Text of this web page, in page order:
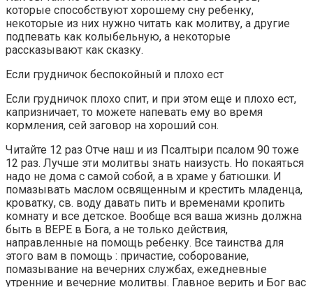
которые способствуют хорошему сну ребенку,
некоторые из них нужно читать как молитву, а другие
подпевать как колыбельную, а некоторые
рассказывают как сказку.
Если грудничок беспокойный и плохо ест
Если грудничок плохо спит, и при этом еще и плохо ест,
капризничает, то можете напевать ему во время
кормления, сей заговор на хороший сон.
Читайте 12 раз Отче наш и из Псалтыри псалом 90 тоже
12 раз. Лучше эти молитвы знать наизусть. Но покаяться
надо не дома с самой собой, а в храме у батюшки. И
помазывать маслом освященным и крестить младенца,
кроватку, св. воду давать пить и временами кропить
комнату и все детское. Вообще вся ваша жизнь должна
быть в ВЕРЕ в Бога, а не только действия,
направленные на помощь ребенку. Все таинства для
этого вам в помощь : причастие, соборование,
помазывание на вечерних службах, ежедневные
утренние и вечерние молитвы. Главное верить и Бог вас